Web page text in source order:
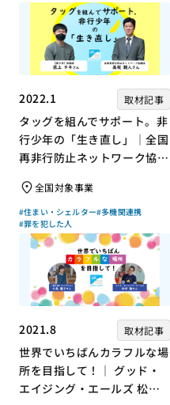
2022.1 取材記事
タッグを組んでサポート。非
行少年の「生き直し」｜全国
再非行防止ネットワーク協議
上チキさん【聞き手】
全国対象事業
#住まい・シェルター#多機関連携
#罪を犯した人
2021.8 取材記事
世界でいちばんカラフルな場
所を目指して！｜ グッド・
エイジング・エールズ 松中